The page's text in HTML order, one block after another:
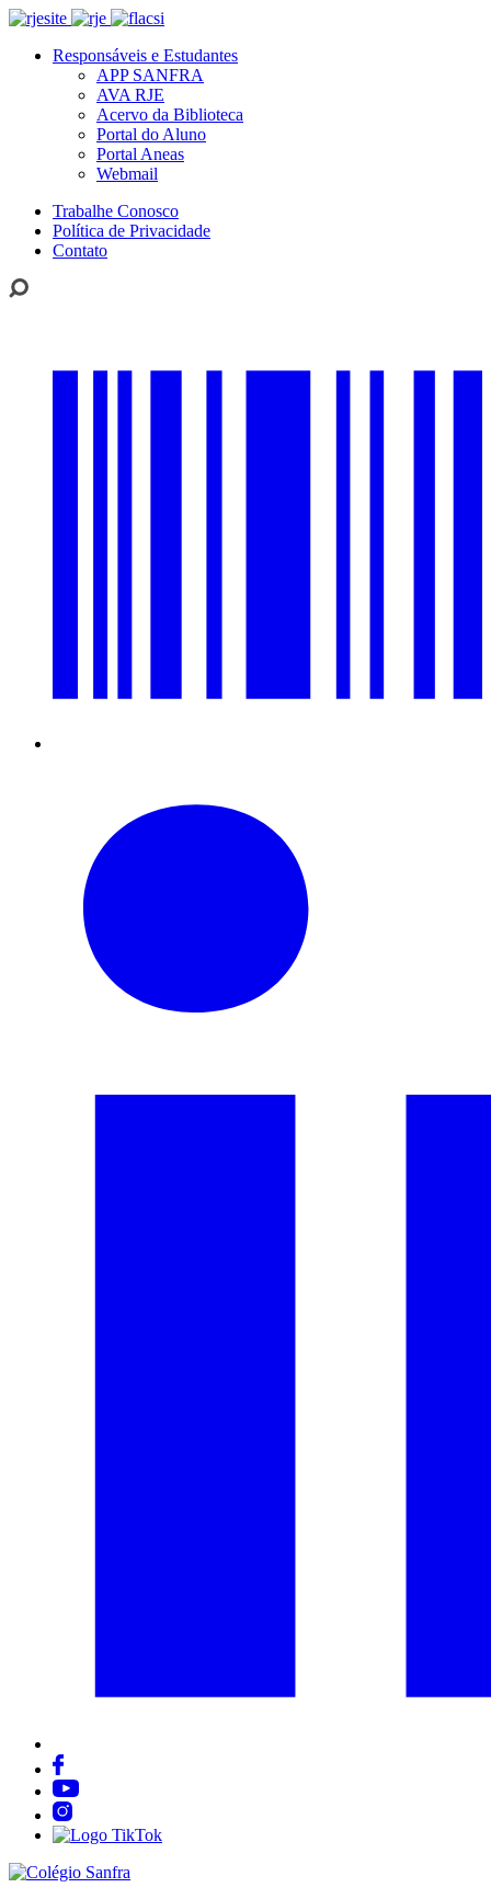
Responsáveis e Estudantes
APP SANFRA
AVA RJE
Acervo da Biblioteca
Portal do Aluno
Portal Aneas
Webmail
Trabalhe Conosco
Política de Privacidade
Contato